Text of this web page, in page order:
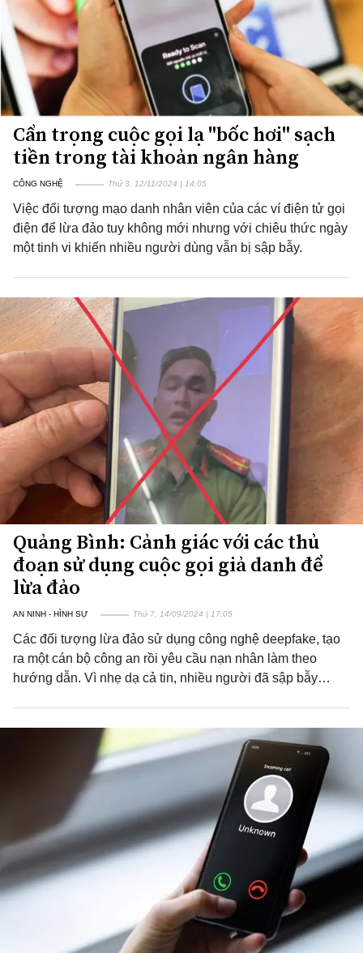
Cẩn trọng cuộc gọi lạ "bốc hơi" sạch
tiền trong tài khoản ngân hàng
CÔNG NGHỆ Thứ 3, 12/11/2024 | 14:05
Việc đối tượng mạo danh nhân viên của các ví điện tử gọi
điện để lừa đảo tuy không mới nhưng với chiêu thức ngày
một tinh vi khiến nhiều người dùng vẫn bị sập bẫy.
Quảng Bình: Cảnh giác với các thủ
đoạn sử dụng cuộc gọi giả danh để
lừa đảo
AN NINH - HÌNH SỰ Thứ 7, 14/09/2024 | 17:05
Các đối tượng lừa đảo sử dụng công nghệ deepfake, tạo
ra một cán bộ công an rồi yêu cầu nạn nhân làm theo
hướng dẫn. Vì nhẹ dạ cả tin, nhiều người đã sập bẫy…